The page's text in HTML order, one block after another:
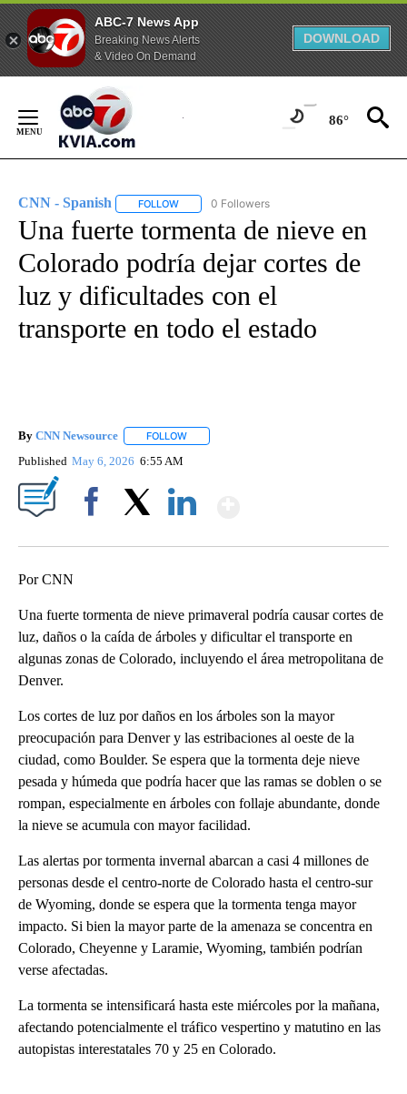
ABC-7 News App
Breaking News Alerts
& Video On Demand
DOWNLOAD
Content
86°
CNN - Spanish FOLLOW FOLLOW "CNN - SPANISH" TO RECEIVE
0 Followers
Una fuerte tormenta de nieve en
Colorado podría dejar cortes de
luz y dificultades con el
transporte en todo el estado
By CNN Newsource FOLLOW
Published May 6, 2026 6:55 AM
Por CNN
Una fuerte tormenta de nieve primaveral podría causar cortes de
luz, daños o la caída de árboles y dificultar el transporte en
algunas zonas de Colorado, incluyendo el área metropolitana de
Denver.
Los cortes de luz por daños en los árboles son la mayor
preocupación para Denver y las estribaciones al oeste de la
ciudad, como Boulder. Se espera que la tormenta deje nieve
pesada y húmeda que podría hacer que las ramas se doblen o se
rompan, especialmente en árboles con follaje abundante, donde
la nieve se acumula con mayor facilidad.
Las alertas por tormenta invernal abarcan a casi 4 millones de
personas desde el centro-norte de Colorado hasta el centro-sur
de Wyoming, donde se espera que la tormenta tenga mayor
impacto. Si bien la mayor parte de la amenaza se concentra en
Colorado, Cheyenne y Laramie, Wyoming, también podrían
verse afectadas.
La tormenta se intensificará hasta este miércoles por la mañana,
afectando potencialmente el tráfico vespertino y matutino en las
autopistas interestatales 70 y 25 en Colorado.